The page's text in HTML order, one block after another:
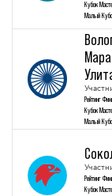
Кубок
Малый
Рейтинг
Кубок
Малый
Рейтинг
Кубок